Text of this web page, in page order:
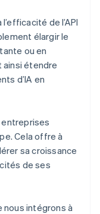
de l’API
élargir le
ou en
ainsi étendre
d’IA en
entreprises
Cela offre à
sa croissance
de ses
nous intégrons à